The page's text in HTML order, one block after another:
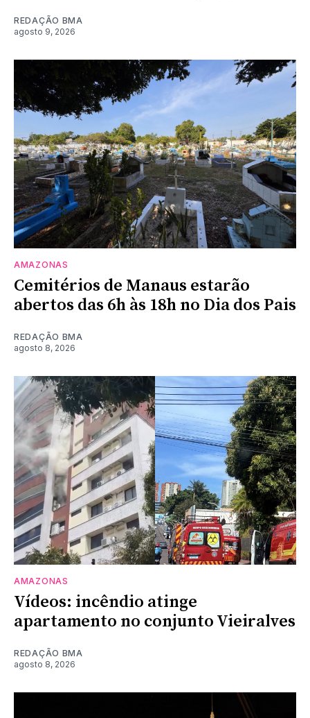
REDAÇÃO BMA
agosto 9, 2026
AMAZONAS
Cemitérios de Manaus estarão
abertos das 6h às 18h no Dia dos Pais
REDAÇÃO BMA
agosto 8, 2026
AMAZONAS
Vídeos: incêndio atinge
apartamento no conjunto Vieiralves
REDAÇÃO BMA
agosto 8, 2026